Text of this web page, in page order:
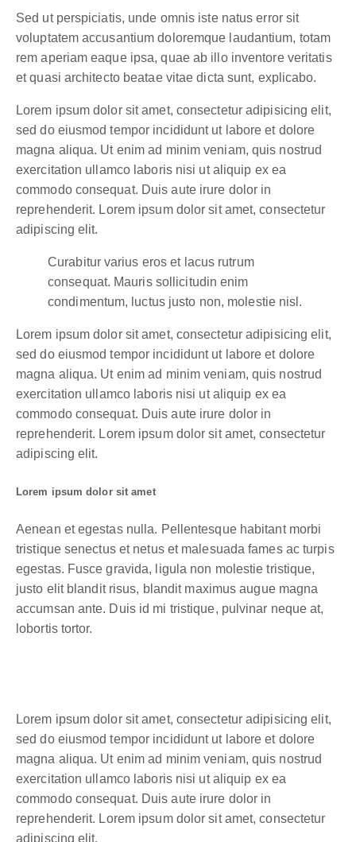
Sed ut perspiciatis, unde omnis iste natus error sit
voluptatem accusantium doloremque laudantium, totam
rem aperiam eaque ipsa, quae ab illo inventore veritatis
et quasi architecto beatae vitae dicta sunt, explicabo.
Lorem ipsum dolor sit amet, consectetur adipisicing elit,
sed do eiusmod tempor incididunt ut labore et dolore
magna aliqua. Ut enim ad minim veniam, quis nostrud
exercitation ullamco laboris nisi ut aliquip ex ea
commodo consequat. Duis aute irure dolor in
reprehenderit. Lorem ipsum dolor sit amet, consectetur
adipiscing elit.
Curabitur varius eros et lacus rutrum
consequat. Mauris sollicitudin enim
condimentum, luctus justo non, molestie nisl.
Lorem ipsum dolor sit amet, consectetur adipisicing elit,
sed do eiusmod tempor incididunt ut labore et dolore
magna aliqua. Ut enim ad minim veniam, quis nostrud
exercitation ullamco laboris nisi ut aliquip ex ea
commodo consequat. Duis aute irure dolor in
reprehenderit. Lorem ipsum dolor sit amet, consectetur
adipiscing elit.
Lorem ipsum dolor sit amet
Aenean et egestas nulla. Pellentesque habitant morbi
tristique senectus et netus et malesuada fames ac turpis
egestas. Fusce gravida, ligula non molestie tristique,
justo elit blandit risus, blandit maximus augue magna
accumsan ante. Duis id mi tristique, pulvinar neque at,
lobortis tortor.
Lorem ipsum dolor sit amet, consectetur adipisicing elit,
sed do eiusmod tempor incididunt ut labore et dolore
magna aliqua. Ut enim ad minim veniam, quis nostrud
exercitation ullamco laboris nisi ut aliquip ex ea
commodo consequat. Duis aute irure dolor in
reprehenderit. Lorem ipsum dolor sit amet, consectetur
adipiscing elit.